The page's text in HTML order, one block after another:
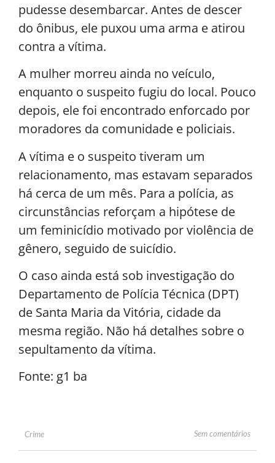
pudesse desembarcar. Antes de descer
do ônibus, ele puxou uma arma e atirou
contra a vítima.
A mulher morreu ainda no veículo,
enquanto o suspeito fugiu do local. Pouco
depois, ele foi encontrado enforcado por
moradores da comunidade e policiais.
A vítima e o suspeito tiveram um
relacionamento, mas estavam separados
há cerca de um mês. Para a polícia, as
circunstâncias reforçam a hipótese de
um feminicídio motivado por violência de
gênero, seguido de suicídio.
O caso ainda está sob investigação do
Departamento de Polícia Técnica (DPT)
de Santa Maria da Vitória, cidade da
mesma região. Não há detalhes sobre o
sepultamento da vítima.
Fonte: g1 ba
Crime Sem comentários